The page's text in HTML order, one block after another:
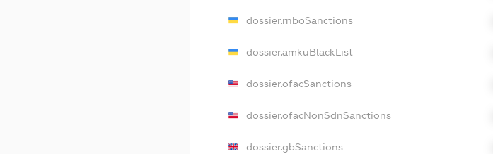
dossier.rnboSanctions
dossier.amkuBlackList
dossier.ofacSanctions
dossier.ofacNonSdnSanctions
dossier.gbSanctions